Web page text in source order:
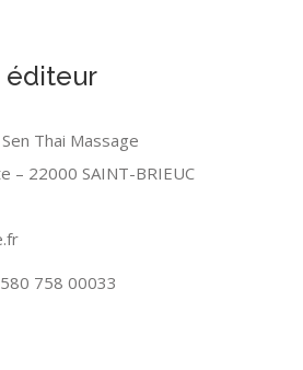
éditeur
Thai Massage
– 22000 SAINT-BRIEUC
758 00033